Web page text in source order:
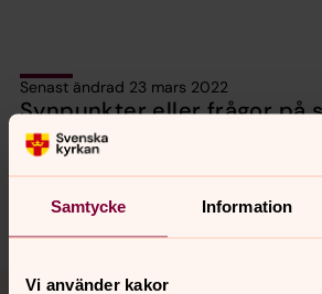
Samtycke Information
Vi använder kakor
Senast ändrad 23 mars 2022
Synpunkter eller frågor på
innehåll?
skanor-
Dela
Tillbaka till toppen
Tillbaka till innehållet